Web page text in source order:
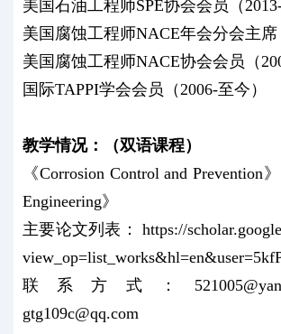
美国石油工程师SPE协会会员（2013-
美国腐蚀工程师NACE年会分会主席
美国腐蚀工程师NACE协会会员（
国际TAPPI学会会员（2006-至今）
教学情况：（双语课程）
《Corrosion Control and Prevention
Engineering》
主要论文列表： https://
联系方式：
gtg109c@qq.com